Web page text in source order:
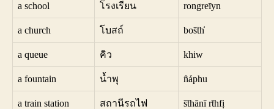
a school โรงเรียน rongreīyn
a church โบสถ์ bos̄t̄h̒
a queue คิว khiw
a fountain น้ำพุ n̂ảphu
a train station สถานีรถไฟ s̄t̄hānī rt̄hfị